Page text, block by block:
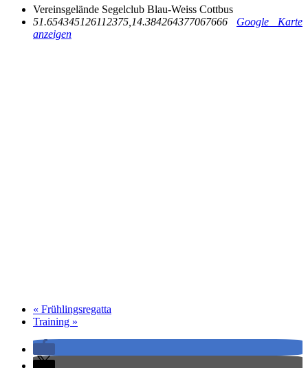
Vereinsgelände Segelclub Blau-Weiss Cottbus
51.654345126112375,14.384264377067666
Google Karte
anzeigen
« Frühlingsregatta
Training »